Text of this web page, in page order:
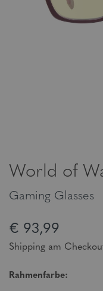
World of
Gaming Glasses
€ 93,99
Shipping am
Rahmenfarbe: